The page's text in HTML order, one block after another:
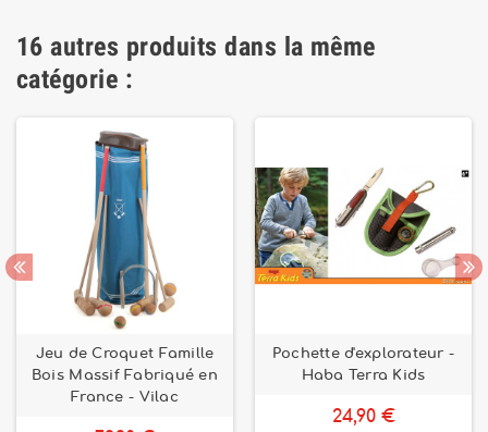
16 autres produits dans la même
catégorie :
Jeu de Croquet Famille
Bois Massif Fabriqué en
France - Vilac
Pochette d'explorateur -
Haba Terra Kids
24,90 €